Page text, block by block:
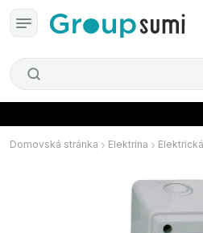
Domovská stránka Elektrina